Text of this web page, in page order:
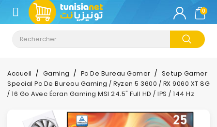
CATÉGORIE
Climatisation
Informatique
Téléphonie
0
Accueil Gaming Pc De Bureau Gamer
Setup Gamer
Special Pc De Bureau Gaming / Ryzen 5 3600 / RX 9060 XT 8G
/ 16 Go Avec Écran Gaming MSI 24.5" Full HD / IPS / 144 Hz